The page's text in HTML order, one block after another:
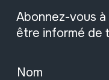
Abonnez-vous
être informé de
Nom